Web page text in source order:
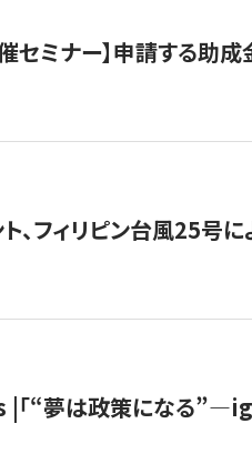
セミナー】申請する助
、フィリピン台風25号
“夢は政策になる